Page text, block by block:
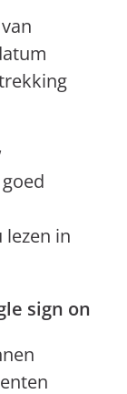
in
sign on